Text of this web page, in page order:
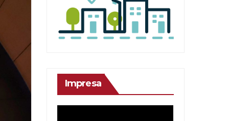
Impresa